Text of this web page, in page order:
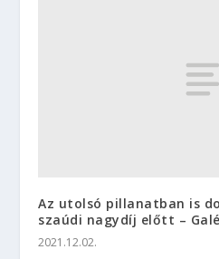
Az utolsó pillanatban is
szaúdi nagydíj előtt –
2021.12.02.